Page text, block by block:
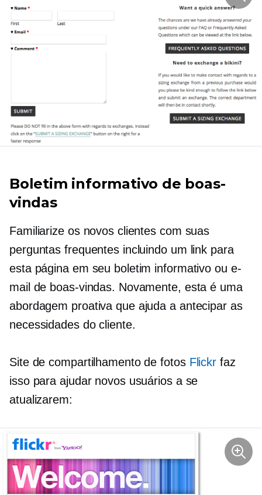
Boletim informativo de boas-
vindas
Familiarize os novos clientes com suas
perguntas frequentes incluindo um link para
esta página em seu boletim informativo ou e-
mail de boas-vindas. Novamente, esta é uma
abordagem proativa que ajuda a antecipar as
necessidades do cliente.
Site de compartilhamento de fotos Flickr faz
isso para ajudar novos usuários a se
atualizarem: